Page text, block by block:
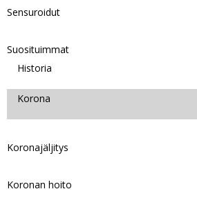
Sensuroidut
Suosituimmat
Historia
Korona
Koronajäljitys
Koronan hoito